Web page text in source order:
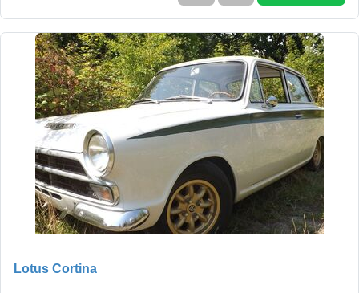
Lotus Cortina